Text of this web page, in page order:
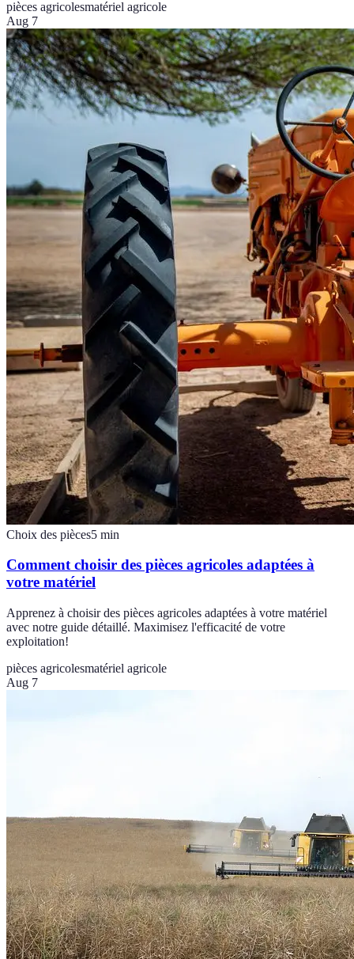
pièces agricolesmatériel agricole
Aug 7
Choix des pièces5 min
Comment choisir des pièces agricoles adaptées à
votre matériel
Apprenez à choisir des pièces agricoles adaptées à votre matériel
avec notre guide détaillé. Maximisez l'efficacité de votre
exploitation!
pièces agricolesmatériel agricole
Aug 7